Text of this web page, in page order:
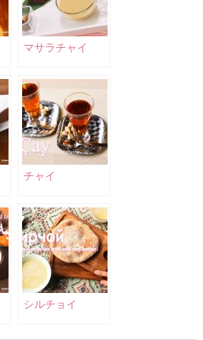
マサラチャイ
チャイ
シルチョイ